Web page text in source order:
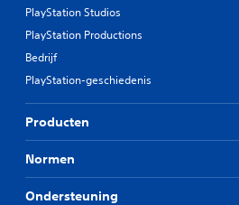
PlayStation Studios
PlayStation Productions
Bedrijf
PlayStation-geschiedenis
Producten
Normen
Ondersteuning